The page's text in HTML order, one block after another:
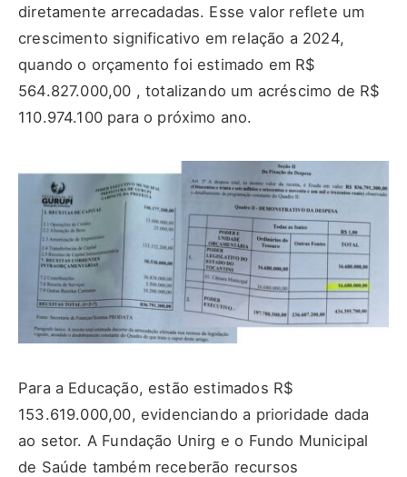
diretamente arrecadadas. Esse valor reflete um
crescimento significativo em relação a 2024,
quando o orçamento foi estimado em R$
564.827.000,00 , totalizando um acréscimo de R$
110.974.100 para o próximo ano.
Para a Educação, estão estimados R$
153.619.000,00, evidenciando a prioridade dada
ao setor. A Fundação Unirg e o Fundo Municipal
de Saúde também receberão recursos